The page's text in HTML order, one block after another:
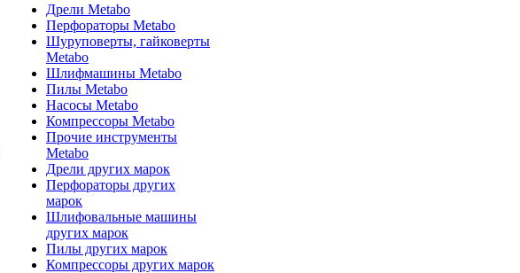
Дрели Metabo
Перфораторы Metabo
Шуруповерты, гайковерты
Metabo
Шлифмашины Metabo
Пилы Metabo
Насосы Metabo
Компрессоры Metabo
Прочие инструменты
Metabo
Дрели других марок
Перфораторы других
марок
Шлифовальные машины
других марок
Пилы других марок
Компрессоры других марок